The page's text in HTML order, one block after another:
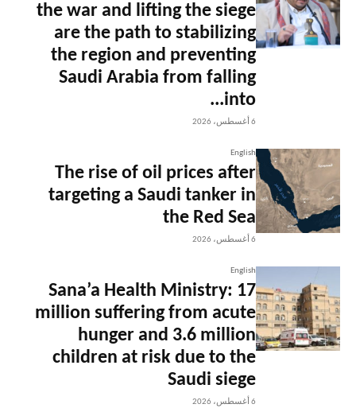
the war and lifting the siege
are the path to stabilizing
the region and preventing
Saudi Arabia from falling
into...
6 أغسطس، 2026
English
The rise of oil prices after
targeting a Saudi tanker in
the Red Sea
6 أغسطس، 2026
English
Sana’a Health Ministry: 17
million suffering from acute
hunger and 3.6 million
children at risk due to the
Saudi siege
6 أغسطس، 2026